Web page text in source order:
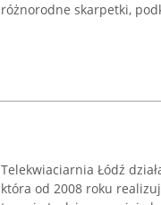
różnorodne skarpetki,
Telekwiaciarnia Łódź
która od 2008 roku